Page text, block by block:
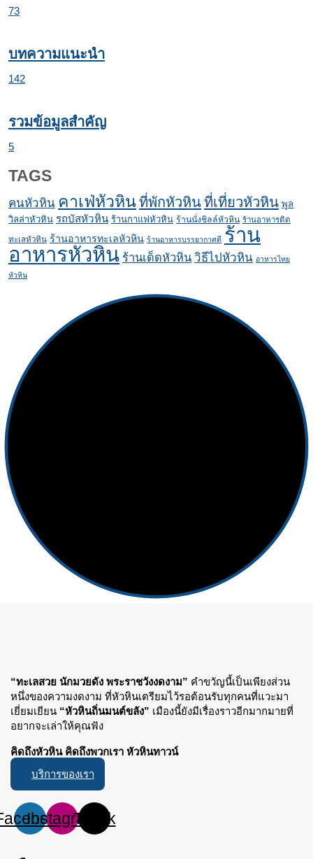
73
บทความแนะนำ
142
รวมข้อมูลสำคัญ
5
TAGS
คนหัวหิน คาเฟ่หัวหินที่พักหัวหินที่เที่ยวหัวหิน พูล
วิลล่าหัวหิน รถบัสหัวหิน ร้านกาแฟหัวหิน ร้านนั่งชิลล์หัวหิน ร้านอาหารติด
ทะเลหัวหิน ร้านอาหารทะเลหัวหิน ร้านอาหารบรรยากาศดี ร้าน
อาหารหัวหิน ร้านเด็ดหัวหิน วิธีไปหัวหิน อาหารไทย
หัวหิน
“ทะเลสวย นักมวยดัง พระราชวังงดงาม” คำขวัญนี้เป็นเพียงส่วน
หนึ่งของความงดงาม ที่หัวหินเตรียมไว้รอต้อนรับทุกคนที่แวะมา
เยี่ยมเยียน “หัวหินถิ่นมนต์ขลัง” เมืองนี้ยังมีเรื่องราวอีกมากมายที่
อยากจะเล่าให้คุณฟัง
คิดถึงหัวหิน คิดถึงพวกเรา หัวหินทาวน์
บริการของเรา
InstagramTiktok